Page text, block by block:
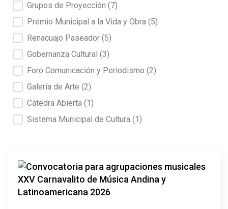
Grupos de Proyección (7)
Premio Municipal a la Vida y Obra (5)
Renacuajo Paseador (5)
Gobernanza Cultural (3)
Foro Comunicación y Periodismo (2)
Galería de Arte (2)
Cátedra Abierta (1)
Sistema Municipal de Cultura (1)